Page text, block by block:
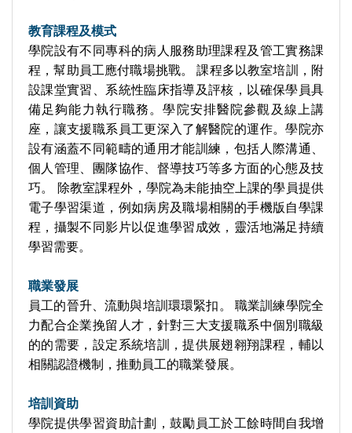
教育課程及模式
學院設有不同專科的病人服務助理課程及管工實務課
程，幫助員工應付職場挑戰。 課程多以教室培訓，附
設課堂實習、系統性臨床指導及評核，以確保學員具
備足夠能力執行職務。學院安排醫院參觀及線上講
座，讓支援職系員工更深入了解醫院的運作。學院亦
設有涵蓋不同範疇的通用才能訓練，包括人際溝通、
個人管理、團隊協作、督導技巧等多方面的心態及技
巧。 除教室課程外，學院為未能抽空上課的學員提供
電子學習渠道，例如病房及職場相關的手機版自學課
程，攝製不同影片以促進學習成效，靈活地滿足持續
學習需要。
職業發展
員工的晉升、流動與培訓環環緊扣。 職業訓練學院全
力配合企業挽留人才，針對三大支援職系中個別職級
的的需要，設定系統培訓，提供展翅翱翔課程，輔以
相關認證機制，推動員工的職業發展。
培訓資助
學院提供學習資助計劃，鼓勵員工於工餘時間自我增